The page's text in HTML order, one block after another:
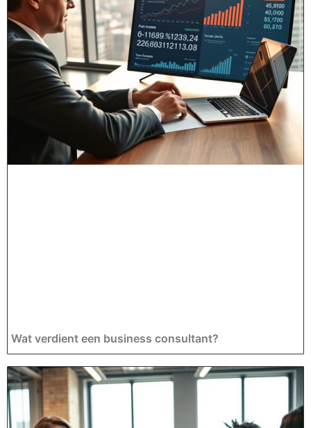
Wat verdient een business consultant?